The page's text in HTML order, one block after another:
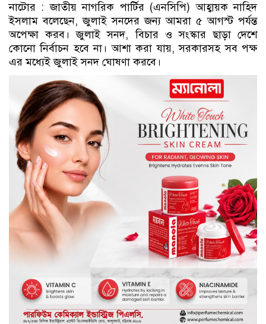
নাটোর : জাতীয় নাগরিক পার্টির (এনসিপি) আহ্বায়ক নাহিদ
ইসলাম বলেছেন, জুলাই সনদের জন্য আমরা ৫ আগস্ট পর্যন্ত
অপেক্ষা করব। জুলাই সনদ, বিচার ও সংস্কার ছাড়া দেশে
কোনো নির্বাচন হবে না। আশা করা যায়, সরকারসহ সব পক্ষ
এর মধ্যেই জুলাই সনদ ঘোষণা করবে।